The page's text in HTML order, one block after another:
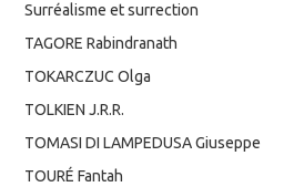
Surréalisme et surrection
TAGORE Rabindranath
TOKARCZUC Olga
TOLKIEN J.R.R.
TOMASI DI LAMPEDUSA Giuseppe
TOURÉ Fantah